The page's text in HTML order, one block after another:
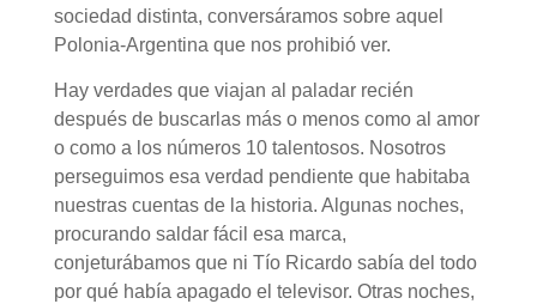
sociedad distinta, conversáramos sobre aquel
Polonia-Argentina que nos prohibió ver.
Hay verdades que viajan al paladar recién
después de buscarlas más o menos como al amor
o como a los números 10 talentosos. Nosotros
perseguimos esa verdad pendiente que habitaba
nuestras cuentas de la historia. Algunas noches,
procurando saldar fácil esa marca,
conjeturábamos que ni Tío Ricardo sabía del todo
por qué había apagado el televisor. Otras noches,